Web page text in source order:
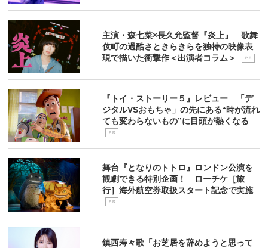
主演・森七菜×長久允監督『炎上』 歌舞
伎町の過酷さときらきらを独特の映像表
現で描いた衝撃作＜出演者コラム＞
P R
『トイ・ストーリー５』レビュー 「デ
ジタルVSおもちゃ」の先にある“時が流れ
ても変わらないもの”に目頭が熱くなる
P R
舞台『となりのトトロ』ロンドン公演を
観劇できる特別企画！ ローチケ［旅
行］海外航空券取扱スタート記念で実施
P R
鎮西寿々歌「お芝居を辞めようと思って